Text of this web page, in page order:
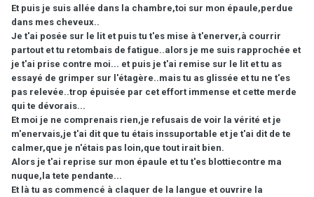
Et puis je suis allée dans la chambre,toi sur mon épaule,perdue
dans mes cheveux..
Je t'ai posée sur le lit et puis tu t'es mise à t'enerver,à courrir
partout et tu retombais de fatigue..alors je me suis rapprochée et
je t'ai prise contre moi... et puis je t'ai remise sur le lit et tu as
essayé de grimper sur l'étagère..mais tu as glissée et tu ne t'es
pas relevée..trop épuisée par cet effort immense et cette merde
qui te dévorais...
Et moi je ne comprenais rien,je refusais de voir la vérité et je
m'enervais,je t'ai dit que tu étais inssuportable et je t'ai dit de te
calmer,que je n'étais pas loin,que tout irait bien.
Alors je t'ai reprise sur mon épaule et tu t'es blottiecontre ma
nuque,la tete pendante...
Et là tu as commencé à claquer de la langue et ouvrire la